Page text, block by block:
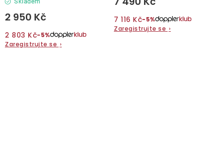
2 950 Kč
2 803 Kč−5%
Zaregistrujte se ›
7 116 Kč−5%
Zaregistrujte se ›